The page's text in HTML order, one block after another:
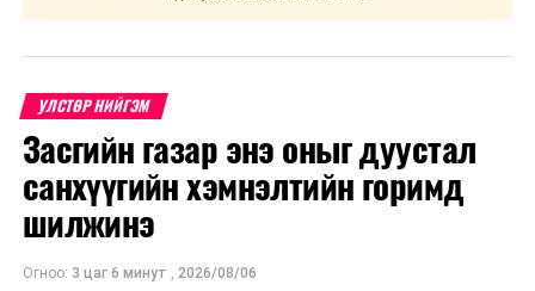
УЛСТӨР НИЙГЭМ
Засгийн газар энэ оныг дуустал
санхүүгийн хэмнэлтийн горимд
шилжинэ
Огноо: 3 цаг 6 минут , 2026/08/06